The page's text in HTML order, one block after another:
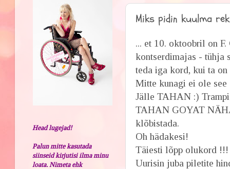
Miks pidin kuulma
... et 10. oktoobril on
kontserdimajas - tühja
teda iga kord, kui ta on
Mitte kunagi ei ole see
Jälle TAHAN :)
TAHAN GOYAT
klõbistada.
Oh hädakesi!
Täiesti lõpp olukord !!!
Uurisin juba piletite
Head lugejad!
Palun mitte kasutada
siinseid kirjutisi ilma minu
loata. Nimeta ehk